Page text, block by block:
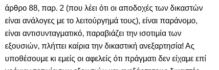
άρθρο 88, παρ. 2 (που λέει ότι οι αποδοχές των δικαστών
είναι ανάλογες με το λειτούργημά τους), είναι παράνομο,
είναι αντισυνταγματικό, παραβιάζει την ισοτιμία των
εξουσιών, πλήττει καίρια την δικαστική ανεξαρτησία! Ας
υποθέσουμε κι εμείς οι αφελείς ότι πράγματι δεν είχαμε επί